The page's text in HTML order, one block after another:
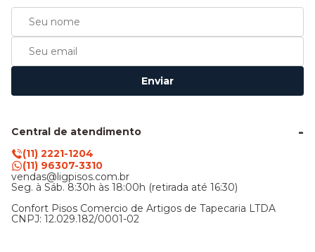
Enviar
Central de atendimento
(11) 2221-1204
(11) 96307-3310
vendas@ligpisos.com.br
Seg. à Sáb. 8:30h às 18:00h (retirada até 16:30)
Confort Pisos Comercio de Artigos de Tapecaria LTDA
CNPJ: 12.029.182/0001-02